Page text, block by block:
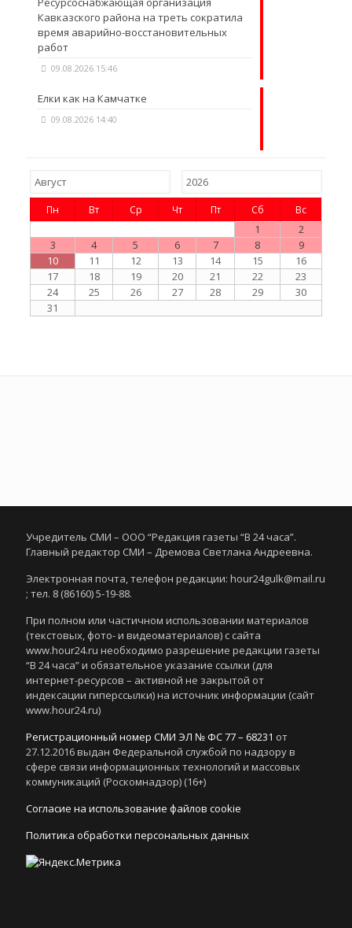
Кавказского района на треть сократила
время аварийно-восстановительных
работ
09.08.2026 15:46
Елки как на Камчатке
09.08.2026 14:40
Пн Вт Ср Чт Пт Сб Вс
1
2
3
4 5 6 7 8
9
10
11 12 13 14 15
16
17
18 19 20 21 22
23
24
25 26 27 28 29
30
31
Учредитель СМИ – ООО “Редакция газеты “В 24 часа”.
Главный редактор СМИ – Дремова Светлана Андреевна.
Электронная почта, телефон редакции: hour24gulk@mail.ru
; тел. 8 (86160) 5-19-88.
При полном или частичном использовании материалов
(текстовых, фото- и видеоматериалов) с сайта
www.hour24.ru необходимо разрешение редакции газеты
“В 24 часа” и обязательное указание ссылки (для
интернет-ресурсов – активной не закрытой от
индексации гиперссылки) на источник информации (сайт
www.hour24.ru)
Регистрационный номер СМИ ЭЛ № ФС 77 – 68231 от
27.12.2016 выдан Федеральной службой по надзору в
сфере связи информационных технологий и массовых
коммуникаций (Роскомнадзор) (16+)
Согласие на использование файлов cookie
Политика обработки персональных данных